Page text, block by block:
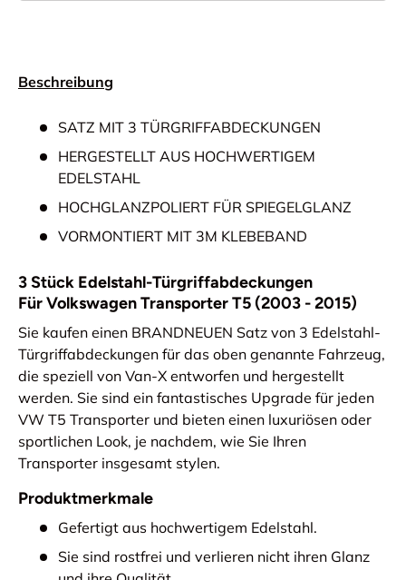
Beschreibung
SATZ MIT 3 TÜRGRIFFABDECKUNGEN
HERGESTELLT AUS HOCHWERTIGEM
EDELSTAHL
HOCHGLANZPOLIERT FÜR SPIEGELGLANZ
VORMONTIERT MIT 3M KLEBEBAND
3 Stück Edelstahl-Türgriffabdeckungen
Für Volkswagen Transporter T5 (2003 - 2015)
Sie kaufen einen BRANDNEUEN Satz von 3 Edelstahl-
Türgriffabdeckungen für das oben genannte Fahrzeug,
die speziell von Van-X entworfen und hergestellt
werden. Sie sind ein fantastisches Upgrade für jeden
VW T5 Transporter und bieten einen luxuriösen oder
sportlichen Look, je nachdem, wie Sie Ihren
Transporter insgesamt stylen.
Produktmerkmale
Gefertigt aus hochwertigem Edelstahl.
Sie sind rostfrei und verlieren nicht ihren Glanz